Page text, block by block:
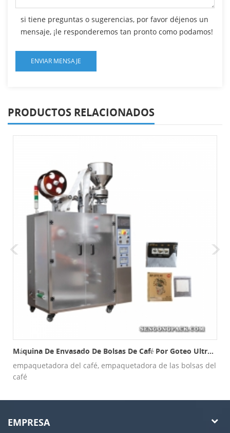
si tiene preguntas o sugerencias, por favor déjenos un
mensaje, ¡le responderemos tan pronto como podamos!
PRODUCTOS RELACIONADOS
Máquina De Envasado De Bolsas De Café Por Goteo Ultrasónico C19d Interior Y Exterior
empaquetadora del café, empaquetadora de las bolsas del
café
EMPRESA